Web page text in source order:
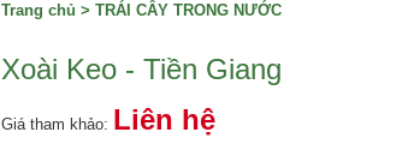
Trang chủ > TRÁI CÂY TRONG NƯỚC
Xoài Keo - Tiền Giang
Giá tham khảo: Liên hệ